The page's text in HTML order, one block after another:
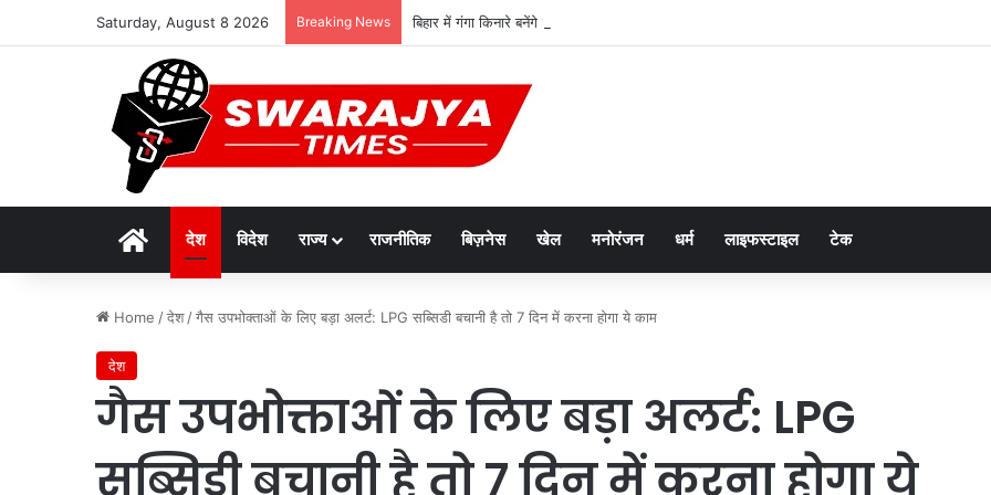
Saturday, August 8 2026 Breaking News बिहार में गंगा किनारे बनेंगे 16 नए जेटी, नदी बनेगी कारोबार और आवागमन का नया रास्ता
Homeदेश विदेश राज्य राजनीतिक बिज़नेस खेल मनोरंजन धर्म लाइफस्टाइल टेक
Home /देश /गैस उपभोक्ताओं के लिए बड़ा अलर्ट: LPG सब्सिडी बचानी है तो 7 दिन में करना होगा ये काम
देश
गैस उपभोक्ताओं के लिए बड़ा अलर्ट: LPG
सब्सिडी बचानी है तो 7 दिन में करना होगा ये